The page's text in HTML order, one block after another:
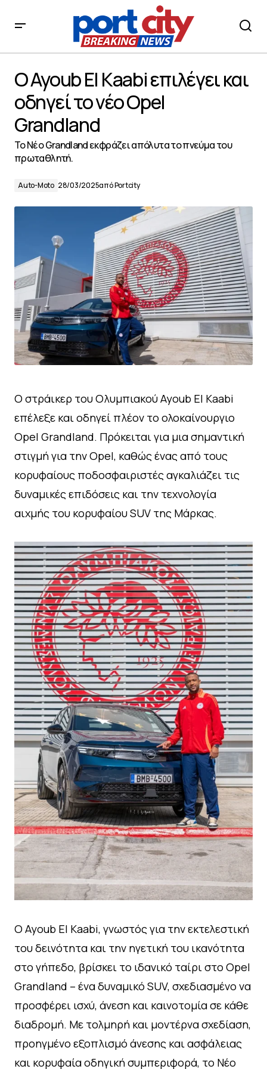
Grandland
O Ayoub El Kaabi επιλέγει και
οδηγεί το νέο Opel
Grandland
Το Νέο Grandland εκφράζει απόλυτα το πνεύμα του
πρωταθλητή.
Auto-Moto 28/03/2025απόPortcity
Ο στράικερ του Ολυμπιακού Ayoub El Kaabi
επέλεξε και οδηγεί πλέον το ολοκαίνουργιο
Opel Grandland. Πρόκειται για μια σημαντική
στιγμή για την Opel, καθώς ένας από τους
κορυφαίους ποδοσφαιριστές αγκαλιάζει τις
δυναμικές επιδόσεις και την τεχνολογία
αιχμής του κορυφαίου SUV της Μάρκας.
Ο Ayoub El Kaabi, γνωστός για την εκτελεστική
του δεινότητα και την ηγετική του ικανότητα
στο γήπεδο, βρίσκει το ιδανικό ταίρι στο Opel
Grandland – ένα δυναμικό SUV, σχεδιασμένο να
προσφέρει ισχύ, άνεση και καινοτομία σε κάθε
διαδρομή. Με τολμηρή και μοντέρνα σχεδίαση,
προηγμένο εξοπλισμό άνεσης και ασφάλειας
και κορυφαία οδηγική συμπεριφορά, το Νέο